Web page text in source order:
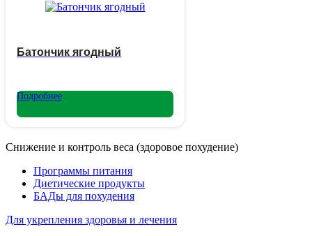
Батончик ягодный
Подробнее
Снижение и контроль веса (здоровое похудение)
Программы питания
Диетические продукты
БАДы для похудения
Для укрепления здоровья и лечения